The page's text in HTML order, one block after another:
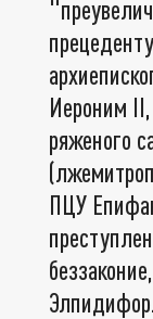
Иероним
ряженого
ПЦУ
Элпидифор.